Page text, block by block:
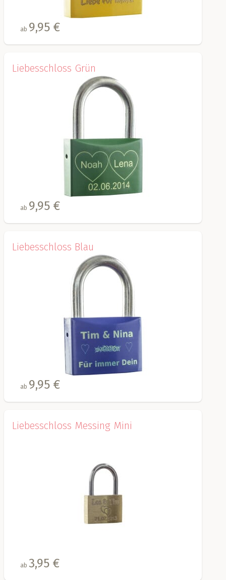
ab 9,95 €
Liebesschloss Grün
ab 9,95 €
Liebesschloss Blau
ab 9,95 €
Liebesschloss Messing Mini
ab 3,95 €